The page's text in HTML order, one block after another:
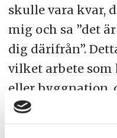
skulle vara kvar,
mig och sa ”det
dig därifrån”.
vilket arbete
eller byggnation,
är både trä och